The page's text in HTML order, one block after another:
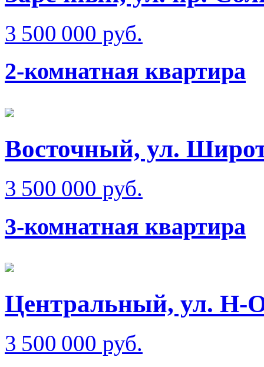
3 500 000 руб.
2-комнатная квартира
Восточный, ул.
3 500 000 руб.
3-комнатная квартира
Центральный, ул. Н-
3 500 000 руб.